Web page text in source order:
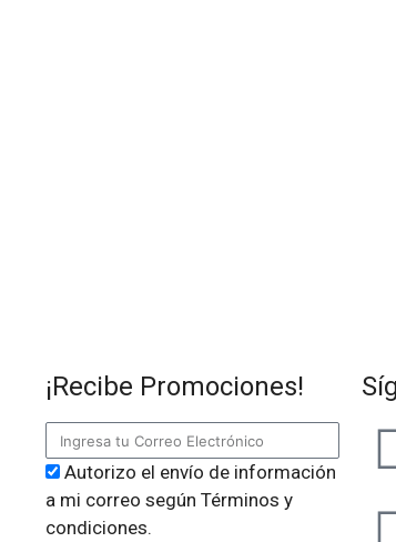
¡Recibe Promociones!
Autorizo el envío de información
a mi correo según Términos y
condiciones.